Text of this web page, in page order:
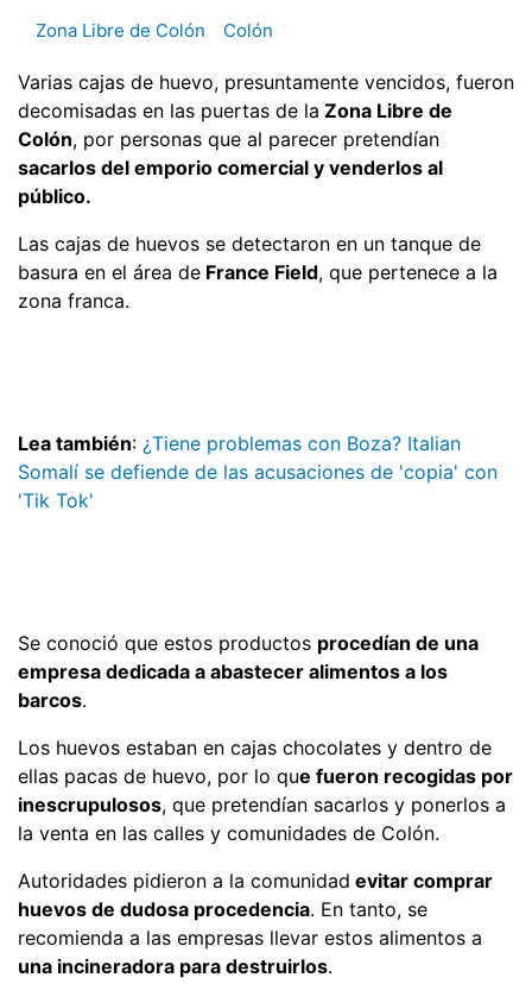
Zona Libre de Colón Colón
Varias cajas de huevo, presuntamente vencidos, fueron
decomisadas en las puertas de la Zona Libre de
Colón, por personas que al parecer pretendían
sacarlos del emporio comercial y venderlos al
público.
Las cajas de huevos se detectaron en un tanque de
basura en el área de France Field, que pertenece a la
zona franca.
Lea también: ¿Tiene problemas con Boza? Italian
Somalí se defiende de las acusaciones de 'copia' con
'Tik Tok'
Se conoció que estos productos procedían de una
empresa dedicada a abastecer alimentos a los
barcos.
Los huevos estaban en cajas chocolates y dentro de
ellas pacas de huevo, por lo que fueron recogidas por
inescrupulosos, que pretendían sacarlos y ponerlos a
la venta en las calles y comunidades de Colón.
Autoridades pidieron a la comunidad evitar comprar
huevos de dudosa procedencia. En tanto, se
recomienda a las empresas llevar estos alimentos a
una incineradora para destruirlos.